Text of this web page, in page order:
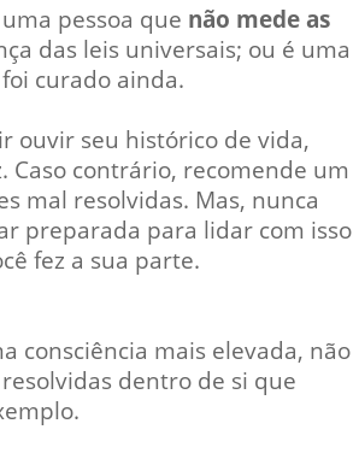
pessoa que não mede as
das leis universais; ou é uma
curado ainda.
ouvir seu histórico de vida,
contrário, recomende um
mal resolvidas. Mas, nunca
preparada para lidar com isso
fez a sua parte.
consciência mais elevada, não
dentro de si que